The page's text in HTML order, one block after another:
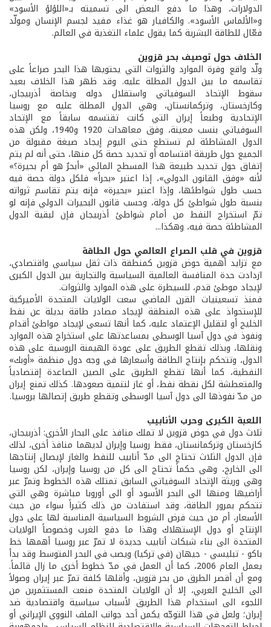
الدولارات، وهذا ما دفع البعض الى تسميته بـ«اللؤلؤ الأسود»
و«الألماس الأسود». والكافيار هو غذاء مفيد لجسم الإنسان ومولّد
فعّال للطاقة البشرية كما يقول علماء التغذية في العالم.
الخلاف حول توصيف بحر قزوين
ولّد واقع وفرة الموارد والثروات التي يحتويها هذا البحر صراعاً على
تقاسمه ما بين الدول المطلة عليه. وقد ظهر هذا الخلاف بعيد
سقوط الإتحاد السوفياتي واستقلال دوله وبخاصة أذربيجان،
وكازخستان، وتركمانستان، وهي الدول المطلة عليه مع روسيا
الإتحادية وطبعاً إيران التي كانت تقتسمه سابقاً مع الإتحاد
السوفياتي بنسب معينة، وفق معاهدات 1920 و1940، ولكن هذه
الدول المشاطئة لم تستطع حتى اليوم إيجاد صيغة مقبولة من
الجميع حول طريقة اقتسامه أو تحديد حصة كل منها، حتى أنه لم يتم
إتفاق حول تحديد طبيعة هذا المسطح المائي «أبحرٌ هو أم بحيرة؟»
لأنه «وفق القانون الدولي»، إذا اعتبر «بحراً» فلكل دولة حصة فيه
حسب طول شواطئها، وإذا اعتبر «بحيرة» فإنه يتم تقاسم ثرواته
بنسبة طول شواطئ كل دولة، وحسب قانون البحيرات الدولي فإنه لو
تمّ استخراج النفط من أمام شواطئ أذربيجان فإن لبقية الدول
المشاطئة حصة فيه، وهكذا...
قزوين في قلب الصراع العالمي حول الطاقة
مع تزايد أهمية حوض قزوين كمنطقة ذات ثقل سياسي واقتصادي،
ازدادت حدة المنافسة العالمية السياسية والتجارية بين الدول الكبرى
لإيجاد موطئ قدم، للسيطرة على هذه الموارد والثروات.
فمنذ تسعينيات القرن الماضي سعت الولايات المتحدة الأميركية
للإستحواذ على هذه المنطقة لإيجاد مصادر طاقة بديلة عن نفط
الخليج أو لتقليل الإعتماد عليه، كما أنها تسعى لإيجاد مواطئ أقدام
ونفوذ في دول آسيا الوسطى بمساعدتها على استخراج هذه الموارد
ونقلها، وبذلك تقطع الطريق على عودة الهيمنة الروسية على هذه
الدول، وتتحكم بإنتاج الطاقة وأسعارها في وجه دول منظمة «أوبك»
النفطية، كما أنها تقطع الطريق على الصين الصاعدة إقتصادياً
والمتعطشة لكل نقطة نفط، أو غاز لتنمية صعودها. كذلك تمنع إيران
من مدّ نفوذها الى دول آسيا الوسطى وتقطع طريق إتصالها بروسيا.
اللعبة الكبرى وحرب الأنابيب
ثلاث دول في حوض قزوين لا تملك منافذ على البحار الأخرى: أذربيجان،
كازخستان وتركمانستان، فقط روسيا وإيران لديهما منافذ أخرى، لذلك
فإن الدول الثلاث تحتاج الى مدّ أنابيب للنفط والغاز لإيصال إنتاجها
الى الخارج، وهي حكماً تحتاج الى كل من روسيا وإيران، لكن روسيا
وهي وريثة الإتحاد السوفياتي السابق تمتلك هذه الخطوط وتمرّ عبر
أراضيها ومنها الى البحر الأسود أو الى أوروبا مباشرة وهي التي
تتحكم بمرور الطاقة، وقد استفادت من ذلك كثيراً سواء من حيث
الأسعار، أم من حيث فرض الشروط السياسية المناسبة لها على دول
الإنتاج أو دول الإستهلاك وهذا ما دفع الغرب وخصوصاً الولايات
المتحدة الى بناء شبكات أنابيب جديدة لا تمرّ عبر روسيا أهمها خط
باكو - تبليسي - جيهان (في تركيا) ويصب في البحر المتوسط وقد بدأ
يعمل العام 2006، كما أن العمل في مدّ خطوط أخرى ما زال قائماً.
ومع أن أقصر الطرق من بحر قزوين، وأقلها كلفة تمرّ عبر إيران وصولاً
الى الخليج العربي، إلا أن الولايات المتحدة منعت المستثمرين من
اللجوء الى استخدام هذا الطريق لأسباب سياسية واقتصادية ضد
إيران؛ ولعل في هذا التوجّه يكمن أحد جوانب الملف النووي الإيراني أو